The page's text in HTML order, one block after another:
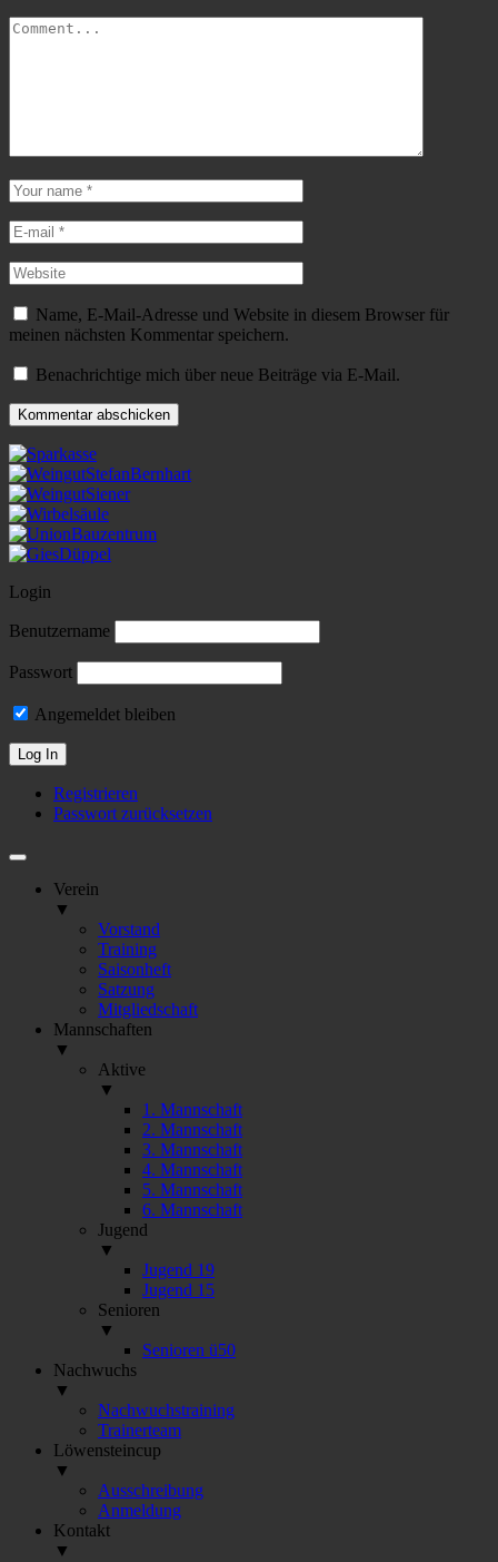
Name, E-Mail-Adresse und Website in diesem Browser für
meinen nächsten Kommentar speichern.
Benachrichtige mich über neue Beiträge via E-Mail.
Login
Benutzername
Passwort
Angemeldet bleiben
Registrieren
Passwort zurücksetzen
Verein
▼
Vorstand
Training
Saisonheft
Satzung
Mitgliedschaft
Mannschaften
▼
Aktive
▼
1. Mannschaft
2. Mannschaft
3. Mannschaft
4. Mannschaft
5. Mannschaft
6. Mannschaft
Jugend
▼
Jugend 19
Jugend 15
Senioren
▼
Senioren ü50
Nachwuchs
▼
Nachwuchstraining
Trainerteam
Löwensteincup
▼
Ausschreibung
Anmeldung
Kontakt
▼